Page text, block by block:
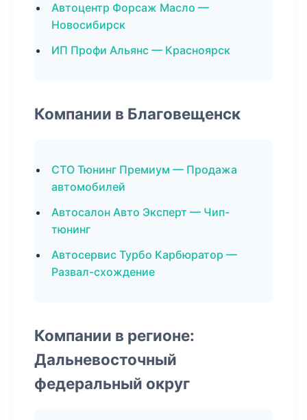
Автоцентр Форсаж Масло —
Новосибирск
ИП Профи Альянс — Красноярск
Компании в Благовещенск
СТО Тюнинг Премиум — Продажа
автомобилей
Автосалон Авто Эксперт — Чип-
тюнинг
Автосервис Турбо Карбюратор —
Развал-схождение
Компании в регионе:
Дальневосточный
федеральный округ